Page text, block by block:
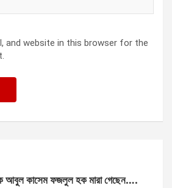
and website in this browser for the
আবুল কাসেম ফজলুল হক মারা গেছেন….